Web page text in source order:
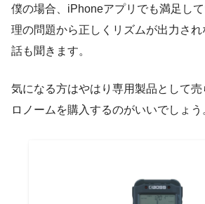
僕の場合、iPhoneアプリでも満足して
理の問題から正しくリズムが出力され
話も聞きます。
気になる方はやはり専用製品として売
ロノームを購入するのがいいでしょう